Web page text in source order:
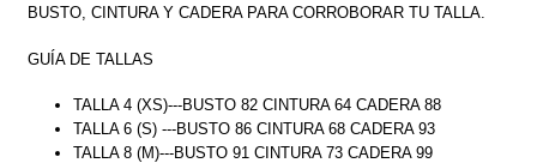
BUSTO, CINTURA Y CADERA PARA CORROBORAR TU TALLA.
GUÍA DE TALLAS
TALLA 4 (XS)---BUSTO 82 CINTURA 64 CADERA 88
TALLA 6 (S) ---BUSTO 86 CINTURA 68 CADERA 93
TALLA 8 (M)---BUSTO 91 CINTURA 73 CADERA 99